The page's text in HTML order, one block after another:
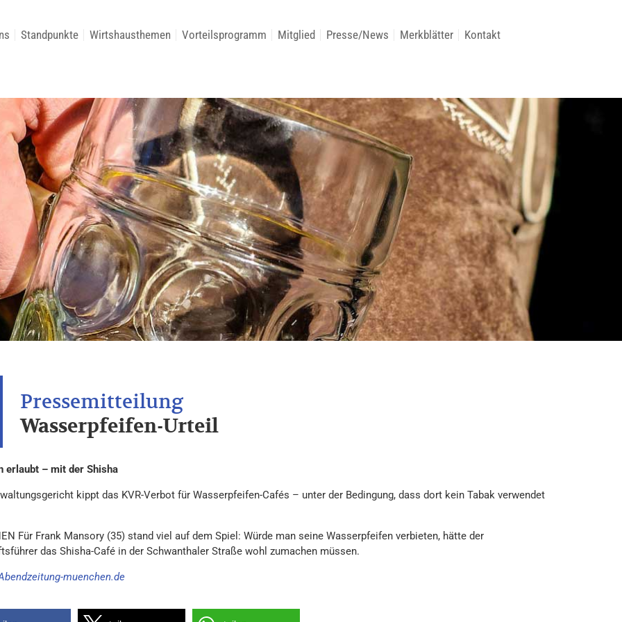
Standpunkte Wirtshausthemen Vorteilsprogramm Mitglied Presse/News Merkblätter Kontakt
Wasserpfeifen-Urteil
erlaubt – mit der Shisha
kippt das KVR-Verbot für Wasserpfeifen-Cafés – unter der Bedingung, dass dort kein Tabak verwendet
Für Frank Mansory (35) stand viel auf dem Spiel: Würde man seine Wasserpfeifen verbieten, hätte der
das Shisha-Café in der Schwanthaler Straße wohl zumachen müssen.
muenchen.de